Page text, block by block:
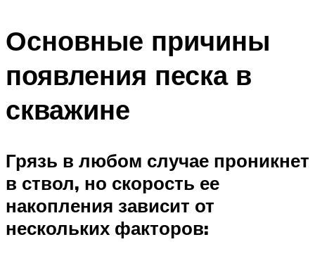
Основные причины
появления песка в
скважине
Грязь в любом случае проникнет
в ствол, но скорость ее
накопления зависит от
нескольких факторов: